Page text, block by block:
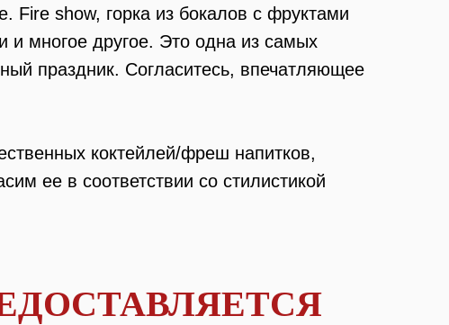
show, горка из бокалов с фруктами
и многое другое. Это одна из самых
праздник. Согласитесь, впечатляющее
коктейлей/фреш напитков,
ее в соответствии со стилистикой